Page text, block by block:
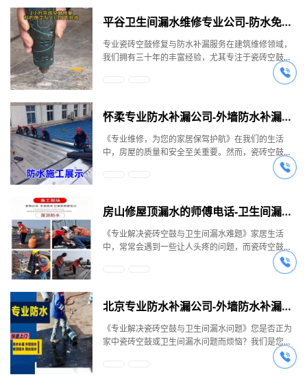
平谷卫生间漏水维修专业公司-防水免砸砖补漏-瓷砖空鼓修复
专业瓷砖空鼓修复与防水补漏服务在建筑维修领域，
我们拥有三十年的丰富经验，尤其专注于瓷砖空鼓修
复和各类漏水问题的解决。瓷砖空鼓问题不容小觑。
哪怕只是小小的空鼓，都可能给生活带来诸多麻烦。
力时，比如日常的踩踏或者堆放物品，就极易破裂。
而且，如果长时间不处理，空鼓范围还会逐渐扩大，
导致瓷砖翘起、脱落，不仅影响美观，要是在卫生
间，内部积水会腐烂发臭，破坏整个空间的环境。我
们是专业的瓷砖空鼓修复团队，针对瓷砖松动、起
翘、脱落等问题，有着独特且高效的解决方案 —— 注
的居家生活。我们堪称瓷砖空鼓微创修复专家。在材
料方面，我们选用依据化学键粘结原理的材料。它具
有超强粘接力，能够快速固化，同时粘度低、渗透性
高，可以长期耐受水泡，在零下 30° 到正 150° 这样
的温差环境下依然稳定，适用于瓷砖、石材、混凝
鼓，彻底解决空鼓、翘边等困扰。我们的施工团队经
本地，不管是墙砖还是地砖，只要出现空鼓、脱落、
鼓包、翘边、松动、拱起、脱层等问题，我们都能精
准修复。从卫生间到厨房，从地板砖到墙砖，各种瓷
砖问题都在我们的维修范围内。除了瓷砖空鼓修复，
怀柔专业防水补漏公司-外墙防水补漏上门维修-防水补漏联系电话-瓷砖空鼓修复
《专业维修，为您的家居保驾护航》在我们的生活
中，房屋的质量和安全至关重要。然而，瓷砖空鼓、
松动、起翘、脱落以及房屋漏水等问题常常困扰着我
们，给我们的生活带来诸多不便和安全隐患。今天，
决这些难题，让您的家居生活更加美好。一、瓷砖空
鼓修复，专业铸就品质瓷砖空鼓是一个常见的问题，
但如果不及时处理，可能会引发一系列严重后果。空
鼓的瓷砖不受力支撑，容易在外力作用下破裂，甚至
导致瓷砖翘起、脱落，影响美观的同时也对家人的安
全造成威胁。特别是卫生间的瓷砖空鼓，还可能导致
用注胶方式进行维修，为您带来高效、便捷的修复体
验。我们选用的双组份无溶剂型胶粘剂，通过环氧杂
化技术研制而成，依据化学键粘结原理，具有超强的
粘结强度，超过 3.1 兆帕。这种胶粘剂室温固化快，
仅需 1 小时即可告别空鼓，6 小时彻底固化。同时，
房山修屋顶漏水的师傅电话-卫生间漏水补漏维修服务-瓷砖空鼓修复
《专业解决瓷砖空鼓与卫生间漏水难题》家居生活
中，常常会遇到一些让人头疼的问题，而瓷砖空鼓和
卫生间漏水无疑是其中较为常见且影响较大的问题。
首先来说瓷砖空鼓。很多人可能认为瓷砖空鼓只是一
砖在日常使用中，由于缺乏足够的支撑力，一旦受到
外力，就容易出现破裂的情况。而且，随着时间的推
移，空鼓的范围可能会逐渐扩大，最终导致瓷砖翘
起、脱落。这不仅破坏了家居的整体美观，还可能带
来安全隐患。在卫生间里，瓷砖空鼓的问题更加严
重。卫生间的地面经常处于潮湿状态，空鼓的瓷砖会
北京专业防水补漏公司-外墙防水补漏上门维修-防水补漏联系电话-瓷砖空鼓修复
《专业解决瓷砖空鼓与卫生间漏水问题》您是否正为
家中瓷砖空鼓或卫生间漏水问题而烦恼？我们是您值
得信赖的专业维修团队。先看瓷砖空鼓问题，这可不
容小觑。空鼓的瓷砖就像一颗颗 “定时炸弹”，在日常